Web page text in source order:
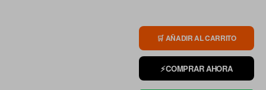
🛒 AÑADIR AL CARRITO
⚡COMPRAR AHORA